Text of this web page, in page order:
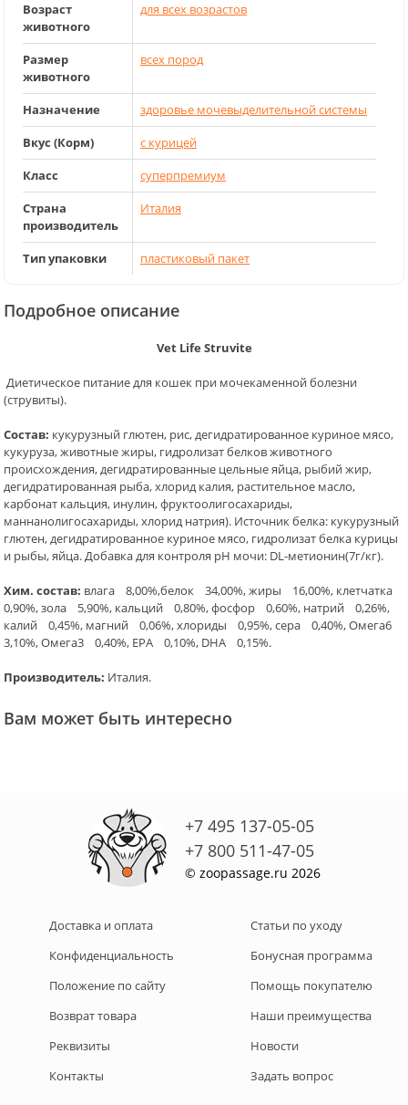
Возраст
животного
для всех возрастов
Размер
животного
всех пород
Назначение
здоровье мочевыделительной системы
Вкус (Корм)
с курицей
Класс
суперпремиум
Страна
производитель
Италия
Тип упаковки пластиковый пакет
Подробное описание
Vet Life Struvite
Диетическое питание для кошек при мочекаменной болезни
(струвиты).
Состав: кукурузный глютен, рис, дегидратированное куриное мясо,
кукуруза, животные жиры, гидролизат белков животного
происхождения, дегидратированные цельные яйца, рыбий жир,
дегидратированная рыба, хлорид калия, растительное масло,
карбонат кальция, инулин, фруктоолигосахариды,
маннанолигосахариды, хлорид натрия). Источник белка: кукурузный
глютен, дегидратированное куриное мясо, гидролизат белка курицы
и рыбы, яйца. Добавка для контроля рН мочи: DL-метионин(7г/кг).
Хим. состав: влага 8,00%,белок 34,00%, жиры 16,00%, клетчатка
0,90%, зола 5,90%, кальций 0,80%, фосфор 0,60%, натрий 0,26%,
калий 0,45%, магний 0,06%, хлориды 0,95%, сера 0,40%, Омега6
3,10%, Омега3 0,40%, EPA 0,10%, DHA 0,15%.
Производитель: Италия.
Вам может быть интересно
+7 495 137-05-05
+7 800 511-47-05
© zoopassage.ru 2026
Доставка и оплата
Конфиденциальность
Положение по сайту
Возврат товара
Реквизиты
Контакты
Статьи по уходу
Бонусная программа
Помощь покупателю
Наши преимущества
Новости
Задать вопрос